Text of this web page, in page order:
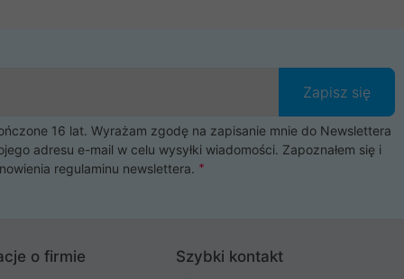
Zapisz się
16 lat. Wyrażam zgodę na zapisanie mnie do Newslettera
adresu e-mail w celu wysyłki wiadomości. Zapoznałem się i
regulaminu newslettera.
o firmie Szybki kontakt